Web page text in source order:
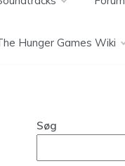
Hunger Games Wiki
Søg